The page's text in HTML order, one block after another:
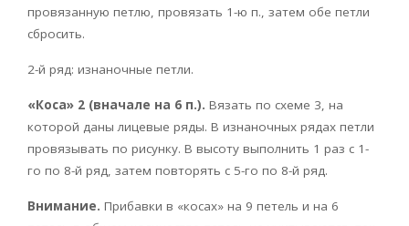
провязанную петлю, провязать 1-ю п., затем обе петли
сбросить.
2-й ряд: изнаночные петли.
«Коса» 2 (вначале на 6 п.). Вязать по схеме 3, на
которой даны лицевые ряды. В изнаночных рядах петли
провязывать по рисунку. В высоту выполнить 1 раз с 1-
го по 8-й ряд, затем повторять с 5-го по 8-й ряд.
Внимание. Прибавки в «косах» на 9 петель и на 6